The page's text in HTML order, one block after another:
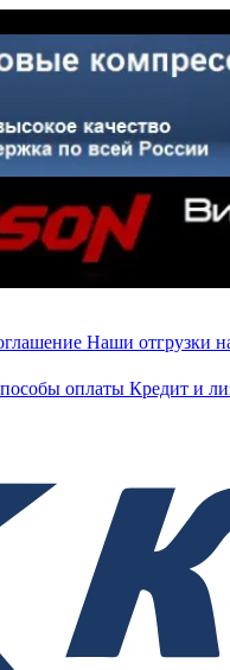
Наши отгрузки
оплаты Кредит и